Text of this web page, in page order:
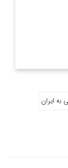
به ایران